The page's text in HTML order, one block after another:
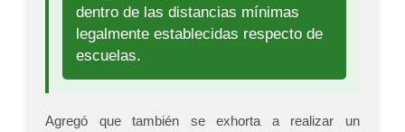
dentro de las distancias mínimas
legalmente establecidas respecto de
escuelas.
Agregó que también se exhorta a realizar un